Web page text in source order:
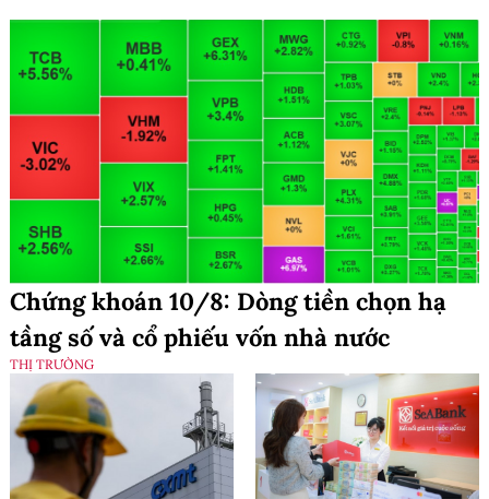
Chứng khoán 10/8: Dòng tiền chọn hạ
tầng số và cổ phiếu vốn nhà nước
THỊ TRƯỜNG